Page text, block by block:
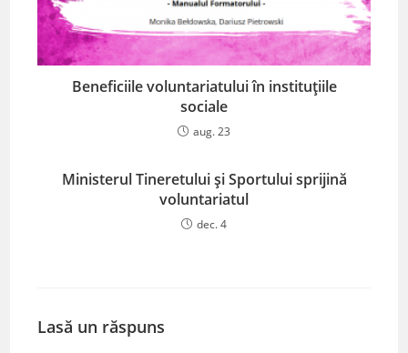
Beneficiile voluntariatului în instituțiile
sociale
aug. 23
Ministerul Tineretului și Sportului sprijină
voluntariatul
dec. 4
Lasă un răspuns